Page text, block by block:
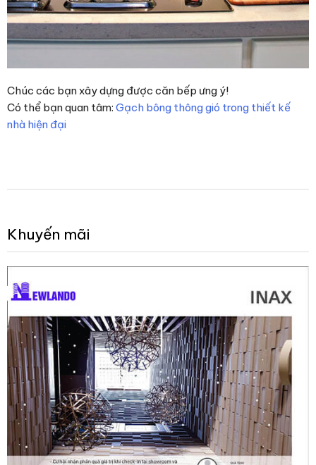
Chúc các bạn xây dựng được căn bếp ưng ý!
Có thể bạn quan tâm: Gạch bông thông gió trong thiết kế
nhà hiện đại
Khuyến mãi